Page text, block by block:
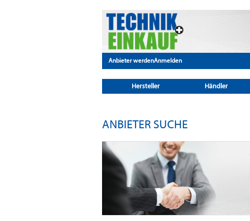
Anbieter werdenAnmelden
Hersteller Händler
ANBIETER SUCHE